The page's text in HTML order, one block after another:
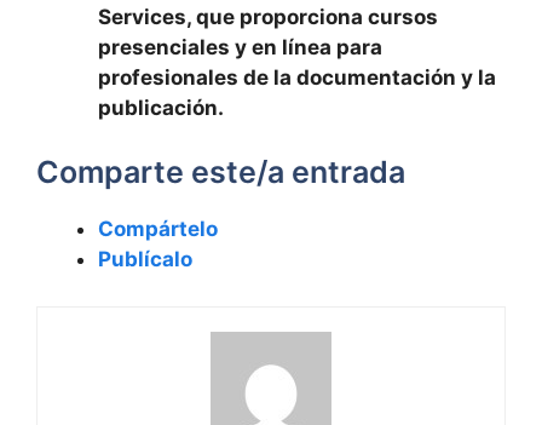
Services, que proporciona cursos
presenciales y en línea para
profesionales de la documentación y la
publicación.
Comparte este/a entrada
Compártelo
Publícalo